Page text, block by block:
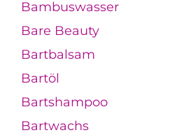
Bambuswasser
Bare Beauty
Bartbalsam
Bartöl
Bartshampoo
Bartwachs